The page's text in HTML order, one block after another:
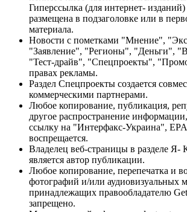
Гиперссылка (для интернет-
размещена в подзаголовке или в
материала.
Новости с пометками "Мнение",
"Заявление", "Регионы", "Деньги",
"Тест-драйв", "Спецпроекты",
правах рекламы.
Раздел Спецпроекты создается
коммерческими партнерами.
Любое копирование, публикация,
другое распространение
ссылку на "Интерфакс-Украина",
воспрещается.
Владелец веб-страницы в разделе Я-
является автор публикации.
Любое копирование, перепечатка и
фотографий и/или аудиовизуальных
принадлежащих правообладателю
запрещено.